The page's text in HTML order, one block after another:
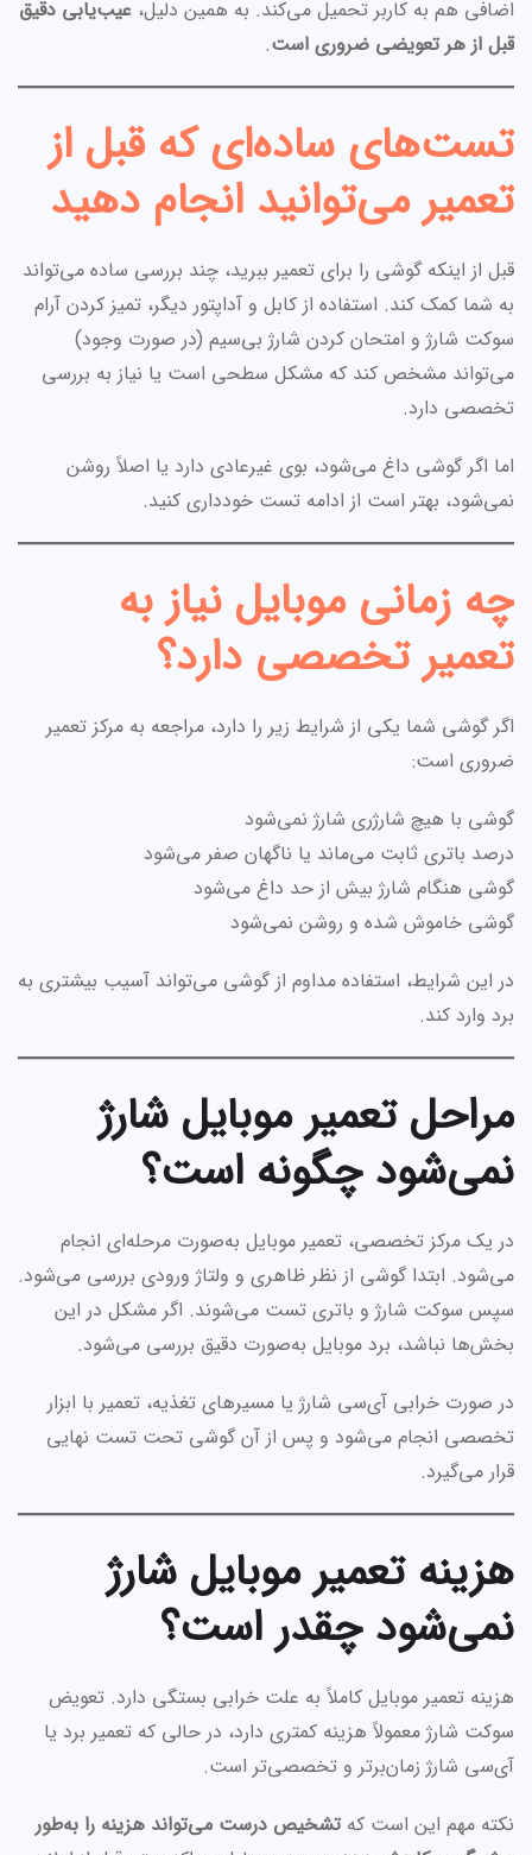
اضافی هم به کاربر تحمیل می‌کند. به همین دلیل، عیب‌یابی دقیق
قبل از هر تعویضی ضروری است.
تست‌های ساده‌ای که قبل از
تعمیر می‌توانید انجام دهید
قبل از اینکه گوشی را برای تعمیر ببرید، چند بررسی ساده می‌تواند
به شما کمک کند. استفاده از کابل و آداپتور دیگر، تمیز کردن آرام
سوکت شارژ و امتحان کردن شارژ بی‌سیم (در صورت وجود)
می‌تواند مشخص کند که مشکل سطحی است یا نیاز به بررسی
تخصصی دارد.
اما اگر گوشی داغ می‌شود، بوی غیرعادی دارد یا اصلاً روشن
نمی‌شود، بهتر است از ادامه تست خودداری کنید.
چه زمانی موبایل نیاز به
تعمیر تخصصی دارد؟
اگر گوشی شما یکی از شرایط زیر را دارد، مراجعه به مرکز تعمیر
ضروری است:
گوشی با هیچ شارژری شارژ نمی‌شود
درصد باتری ثابت می‌ماند یا ناگهان صفر می‌شود
گوشی هنگام شارژ بیش از حد داغ می‌شود
گوشی خاموش شده و روشن نمی‌شود
در این شرایط، استفاده مداوم از گوشی می‌تواند آسیب بیشتری به
برد وارد کند.
مراحل تعمیر موبایل شارژ
نمی‌شود چگونه است؟
در یک مرکز تخصصی، تعمیر موبایل به‌صورت مرحله‌ای انجام
می‌شود. ابتدا گوشی از نظر ظاهری و ولتاژ ورودی بررسی می‌شود.
سپس سوکت شارژ و باتری تست می‌شوند. اگر مشکل در این
بخش‌ها نباشد، برد موبایل به‌صورت دقیق بررسی می‌شود.
در صورت خرابی آی‌سی شارژ یا مسیرهای تغذیه، تعمیر با ابزار
تخصصی انجام می‌شود و پس از آن گوشی تحت تست نهایی
قرار می‌گیرد.
هزینه تعمیر موبایل شارژ
نمی‌شود چقدر است؟
هزینه تعمیر موبایل کاملاً به علت خرابی بستگی دارد. تعویض
سوکت شارژ معمولاً هزینه کمتری دارد، در حالی که تعمیر برد یا
آی‌سی شارژ زمان‌برتر و تخصصی‌تر است.
نکته مهم این است که تشخیص درست می‌تواند هزینه را به‌طور